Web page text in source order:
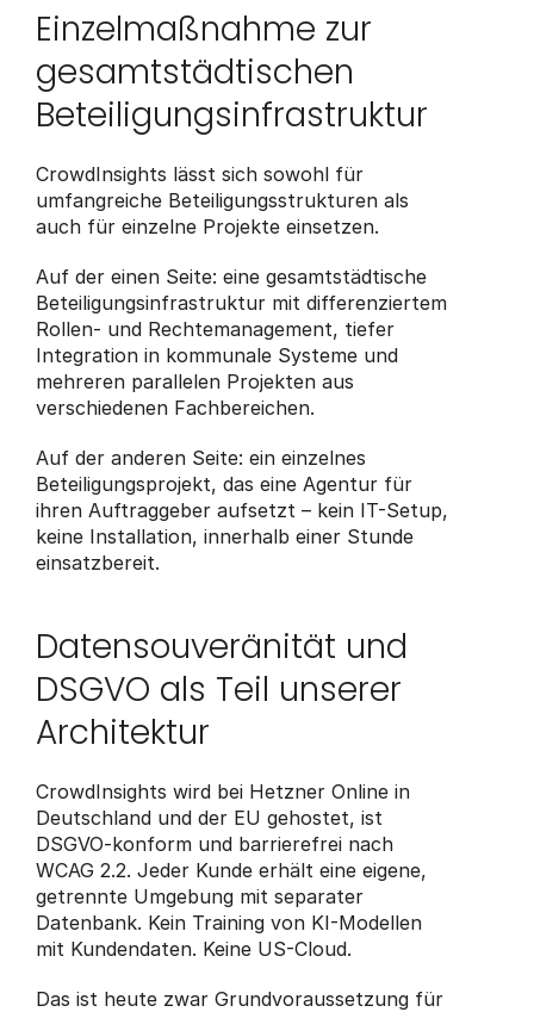
Einzelmaßnahme zur
gesamtstädtischen
Beteiligungsinfrastruktur
CrowdInsights lässt sich sowohl für
umfangreiche Beteiligungsstrukturen als
auch für einzelne Projekte einsetzen.
Auf der einen Seite: eine gesamtstädtische
Beteiligungsinfrastruktur mit differenziertem
Rollen- und Rechtemanagement, tiefer
Integration in kommunale Systeme und
mehreren parallelen Projekten aus
verschiedenen Fachbereichen.
Auf der anderen Seite: ein einzelnes
Beteiligungsprojekt, das eine Agentur für
ihren Auftraggeber aufsetzt – kein IT-Setup,
keine Installation, innerhalb einer Stunde
einsatzbereit.
Datensouveränität und
DSGVO als Teil unserer
Architektur
CrowdInsights wird bei Hetzner Online in
Deutschland und der EU gehostet, ist
DSGVO-konform und barrierefrei nach
WCAG 2.2. Jeder Kunde erhält eine eigene,
getrennte Umgebung mit separater
Datenbank. Kein Training von KI-Modellen
mit Kundendaten. Keine US-Cloud.
Das ist heute zwar Grundvoraussetzung für